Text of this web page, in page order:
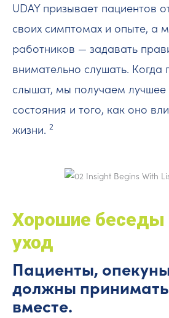
UDAY призывает пациентов
своих симптомах и опыте, а
работников — задавать
внимательно слушать. Когда
слышат, мы получаем лучшее
состояния и того, как оно
жизни. 2
Хорошие
уход
Пациенты,
должны
вместе.